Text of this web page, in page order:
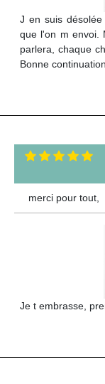
J en suis
que l'on m envoi.
parlera, chaque
Bonne
merci pour tout,
Je t embrasse,